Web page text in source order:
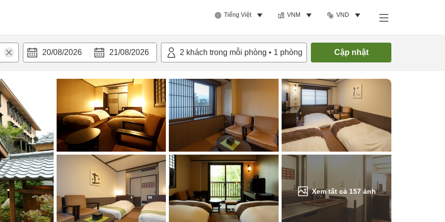
Tiếng Việt VNM VND
20/08/2026 21/08/2026 2 khách trong mỗi phòng • 1 phòng Cập nhật
Xem tất cả 157 ảnh
bật Tiện nghi Tìm phòng trống